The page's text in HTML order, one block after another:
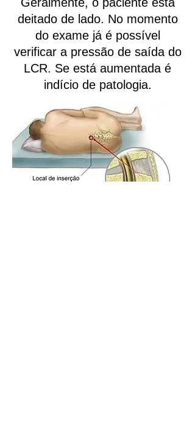
deitado de lado. No momento
do exame já é possível
verificar a pressão de saída do
LCR. Se está aumentada é
indício de patologia.